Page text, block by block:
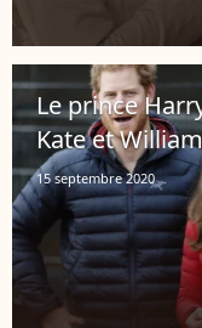
Le prince
Kate et
15 septembre 2020